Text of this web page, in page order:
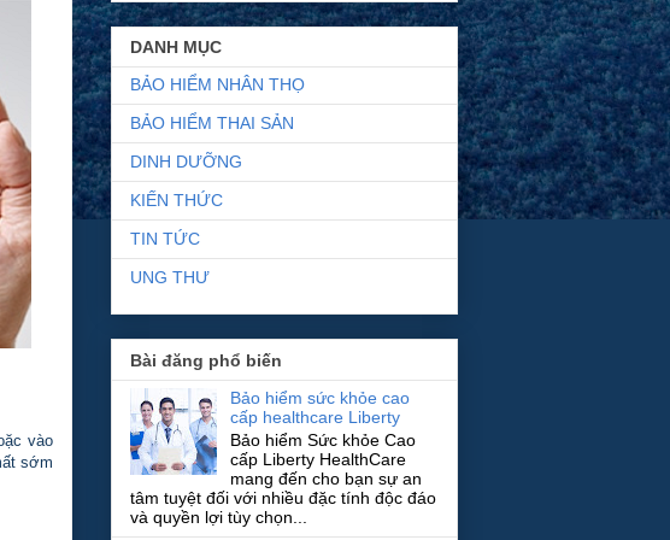
vào
sớm
DANH MỤC
BẢO HIỂM NHÂN THỌ
BẢO HIỂM THAI SẢN
DINH DƯỠNG
KIẾN THỨC
TIN TỨC
UNG THƯ
Bài đăng phổ biến
Bảo hiểm sức khỏe cao
cấp healthcare Liberty
Bảo hiểm Sức khỏe Cao
cấp Liberty HealthCare
mang đến cho bạn sự an
tâm tuyệt đối với nhiều đặc tính độc đáo
và quyền lợi tùy chọn...